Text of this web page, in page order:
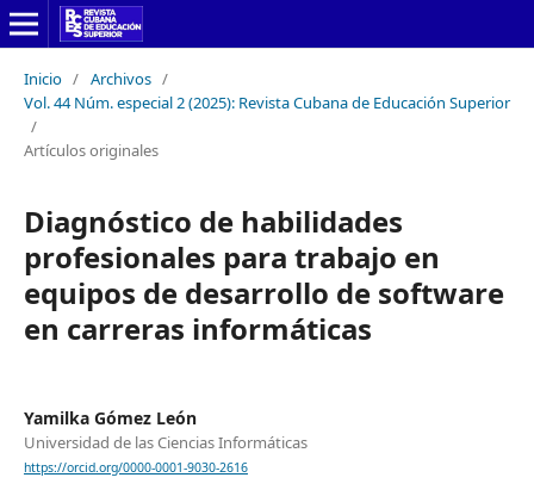
Inicio / Archivos /
Vol. 44 Núm. especial 2 (2025): Revista Cubana de Educación Superior
/
Artículos originales
Diagnóstico de habilidades
profesionales para trabajo en
equipos de desarrollo de software
en carreras informáticas
Yamilka Gómez León
Universidad de las Ciencias Informáticas
https://orcid.org/0000-0001-9030-2616